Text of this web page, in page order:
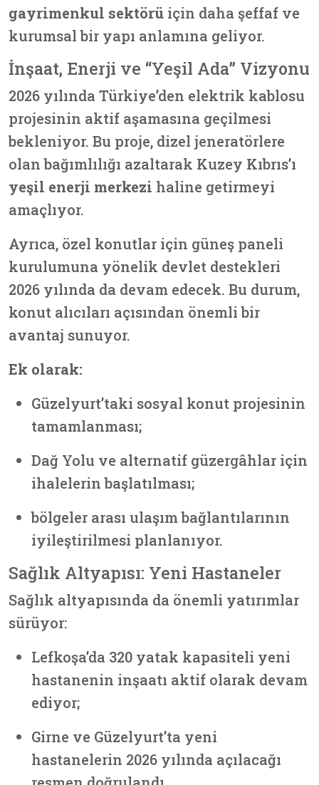
gayrimenkul sektörü için daha şeffaf ve
kurumsal bir yapı anlamına geliyor.
İnşaat, Enerji ve “Yeşil Ada” Vizyonu
2026 yılında Türkiye’den elektrik kablosu
projesinin aktif aşamasına geçilmesi
bekleniyor. Bu proje, dizel jeneratörlere
olan bağımlılığı azaltarak Kuzey Kıbrıs’ı
yeşil enerji merkezi haline getirmeyi
amaçlıyor.
Ayrıca, özel konutlar için güneş paneli
kurulumuna yönelik devlet destekleri
2026 yılında da devam edecek. Bu durum,
konut alıcıları açısından önemli bir
avantaj sunuyor.
Ek olarak:
Güzelyurt’taki sosyal konut projesinin
tamamlanması;
Dağ Yolu ve alternatif güzergâhlar için
ihalelerin başlatılması;
bölgeler arası ulaşım bağlantılarının
iyileştirilmesi planlanıyor.
Sağlık Altyapısı: Yeni Hastaneler
Sağlık altyapısında da önemli yatırımlar
sürüyor:
Lefkoşa’da 320 yatak kapasiteli yeni
hastanenin inşaatı aktif olarak devam
ediyor;
Girne ve Güzelyurt’ta yeni
hastanelerin 2026 yılında açılacağı